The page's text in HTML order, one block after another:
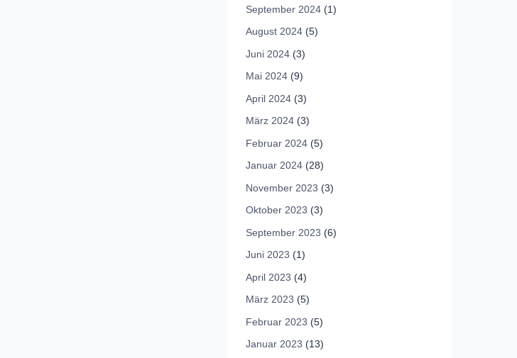
September 2024 (1)
August 2024 (5)
Juni 2024 (3)
Mai 2024 (9)
April 2024 (3)
März 2024 (3)
Februar 2024 (5)
Januar 2024 (28)
November 2023 (3)
Oktober 2023 (3)
September 2023 (6)
Juni 2023 (1)
April 2023 (4)
März 2023 (5)
Februar 2023 (5)
Januar 2023 (13)